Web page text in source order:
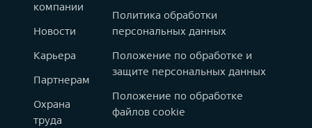
компании
Новости
Карьера
Партнерам
Охрана
труда
Политика обработки
персональных данных
Положение по обработке и
защите персональных данных
Положение по обработке
файлов cookie